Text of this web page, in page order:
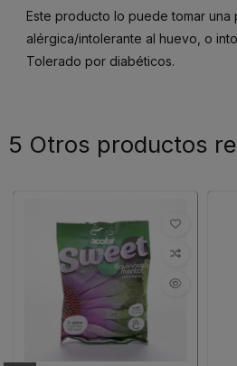
Este producto lo puede tomar una
alérgica/intolerante al huevo, o
Tolerado por diabéticos.
5 Otros productos